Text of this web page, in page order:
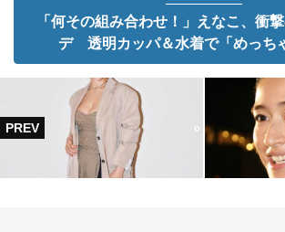
「何その組み合わせ！」えなこ、衝
デ 透明カッパ＆水着で「めっち